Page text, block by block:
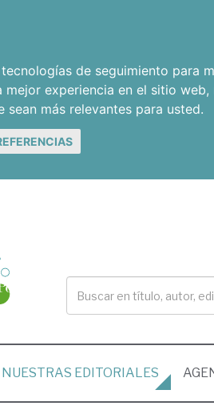
de seguimiento para
mejor experiencia en el sitio web,
sean más relevantes para usted.
NUESTRAS EDITORIALES